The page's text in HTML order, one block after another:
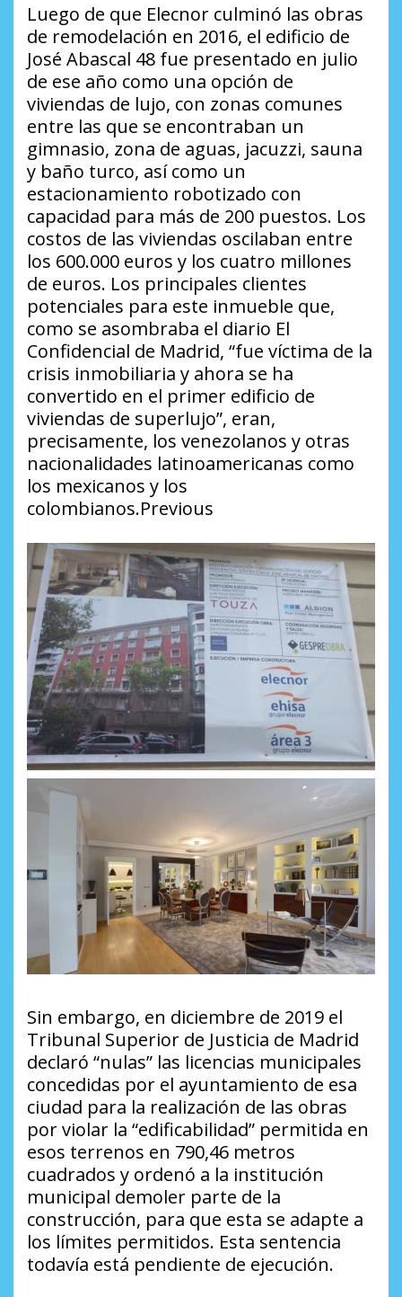
Luego de que Elecnor culminó las obras
de remodelación en 2016, el edificio de
José Abascal 48 fue presentado en julio
de ese año como una opción de
viviendas de lujo, con zonas comunes
entre las que se encontraban un
gimnasio, zona de aguas, jacuzzi, sauna
y baño turco, así como un
estacionamiento robotizado con
capacidad para más de 200 puestos. Los
costos de las viviendas oscilaban entre
los 600.000 euros y los cuatro millones
de euros. Los principales clientes
potenciales para este inmueble que,
como se asombraba el diario El
Confidencial de Madrid, “fue víctima de la
crisis inmobiliaria y ahora se ha
convertido en el primer edificio de
viviendas de superlujo”, eran,
precisamente, los venezolanos y otras
nacionalidades latinoamericanas como
los mexicanos y los
colombianos.Previous
Sin embargo, en diciembre de 2019 el
Tribunal Superior de Justicia de Madrid
declaró “nulas” las licencias municipales
concedidas por el ayuntamiento de esa
ciudad para la realización de las obras
por violar la “edificabilidad” permitida en
esos terrenos en 790,46 metros
cuadrados y ordenó a la institución
municipal demoler parte de la
construcción, para que esta se adapte a
los límites permitidos. Esta sentencia
todavía está pendiente de ejecución.